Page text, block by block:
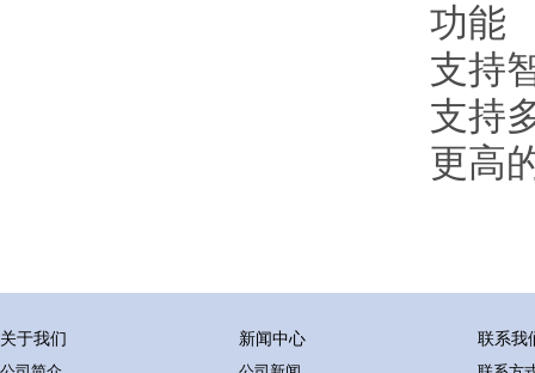
功能
支持
支持
更高
关于我们
新闻中心
联系我